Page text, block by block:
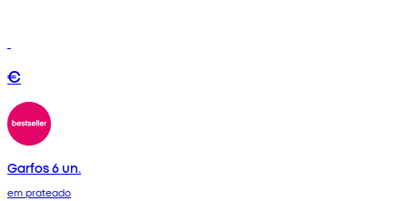
€
Garfos 6 un.
em prateado